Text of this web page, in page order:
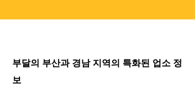
부달의 부산과 경남 지역의 특화된 업소 정
보